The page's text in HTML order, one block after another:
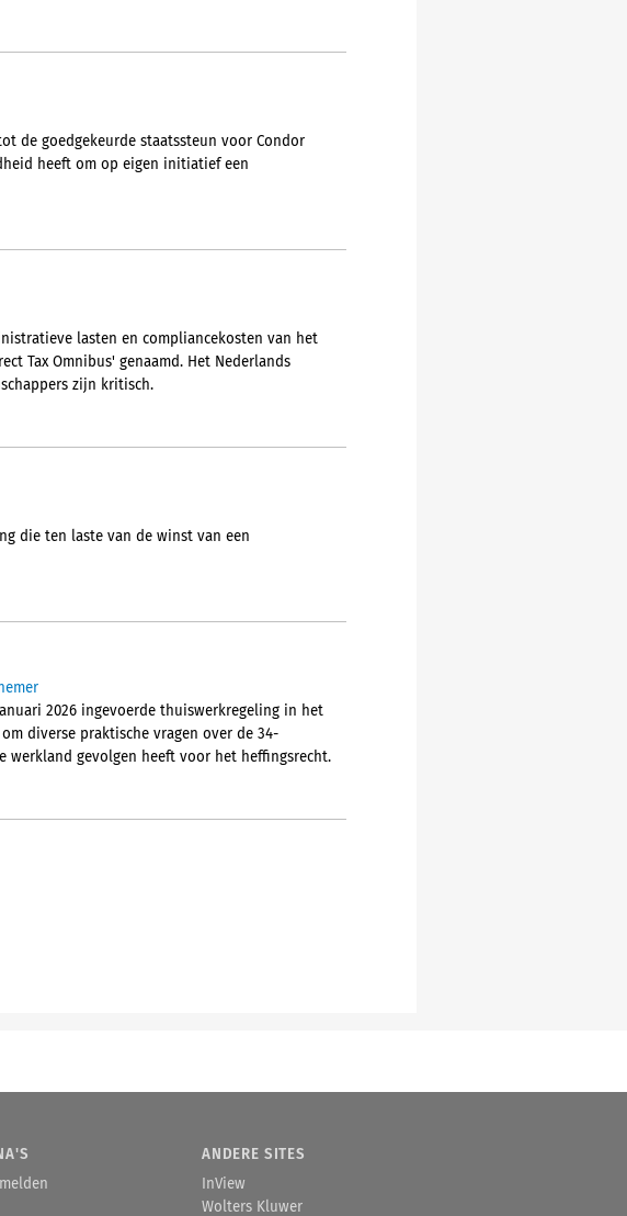
de goedgekeurde staatssteun voor Condor
heeft om op eigen initiatief een
lasten en compliancekosten van het
Tax Omnibus' genaamd. Het Nederlands
zijn kritisch.
die ten laste van de winst van een
2026 ingevoerde thuiswerkregeling in het
diverse praktische vragen over de 34-
gevolgen heeft voor het heffingsrecht.
ANDERE SITES
InView
Wolters Kluwer